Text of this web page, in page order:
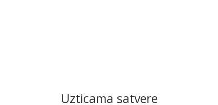
Uzticama satvere